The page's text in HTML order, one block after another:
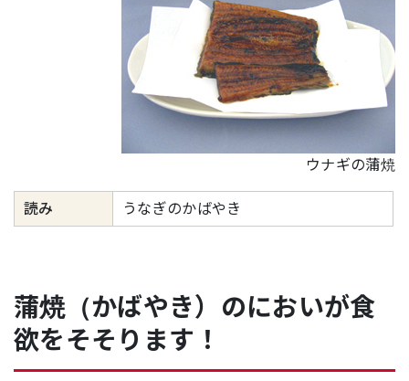
ウナギの蒲焼
読み うなぎのかばやき
蒲焼（かばやき）のにおいが食
欲をそそります！